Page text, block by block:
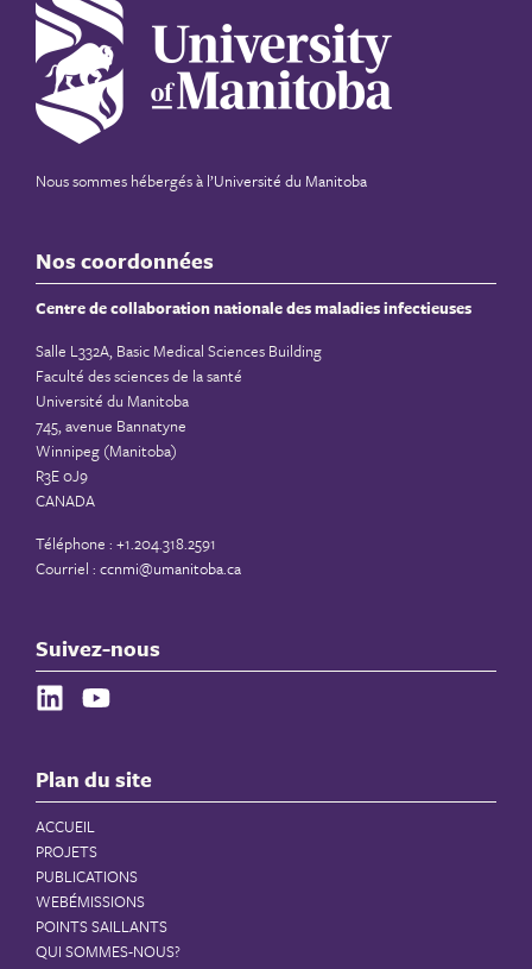
Nous sommes hébergés à l’Université du Manitoba
Nos coordonnées
Centre de collaboration nationale des maladies infectieuses
Salle L332A, Basic Medical Sciences Building
Faculté des sciences de la santé
Université du Manitoba
745, avenue Bannatyne
Winnipeg (Manitoba)
R3E 0J9
CANADA
Téléphone : +1.204.318.2591
Courriel : ccnmi@umanitoba.ca
Suivez-nous
Plan du site
ACCUEIL
PROJETS
PUBLICATIONS
WEBÉMISSIONS
POINTS SAILLANTS
QUI SOMMES-NOUS?